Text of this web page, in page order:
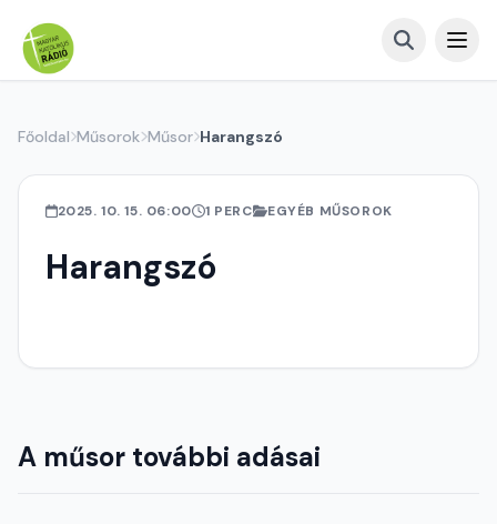
Főoldal Műsorok Műsor Harangszó
2025. 10. 15. 06:00 1 PERC EGYÉB MŰSOROK
Harangszó
A műsor további adásai